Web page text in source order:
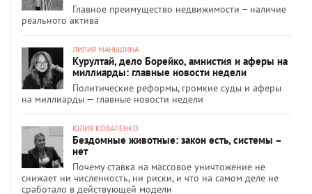
Главное преимущество недвижимости – наличие
реального актива
ЛИЛИЯ МАНЬШИНА
Курултай, дело Борейко, амнистия и аферы на
миллиарды: главные новости недели
Политические реформы, громкие суды и аферы
на миллиарды — главные новости недели
ЮЛИЯ КОВАЛЕНКО
Бездомные животные: закон есть, системы –
нет
Почему ставка на массовое уничтожение не
снижает ни численность, ни риски, и что на самом деле не
сработало в действующей модели